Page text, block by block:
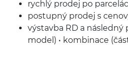
rychlý prodej po
postupný prodej s
výstavba RD a následný
model) • kombinace